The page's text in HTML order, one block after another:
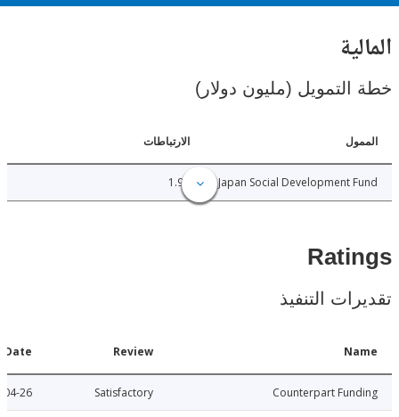
(مليون دولار)
الارتباطات
Japan Social Development
1.99
التنفيذ
Counterpart
Satisfactory
2012-04-26